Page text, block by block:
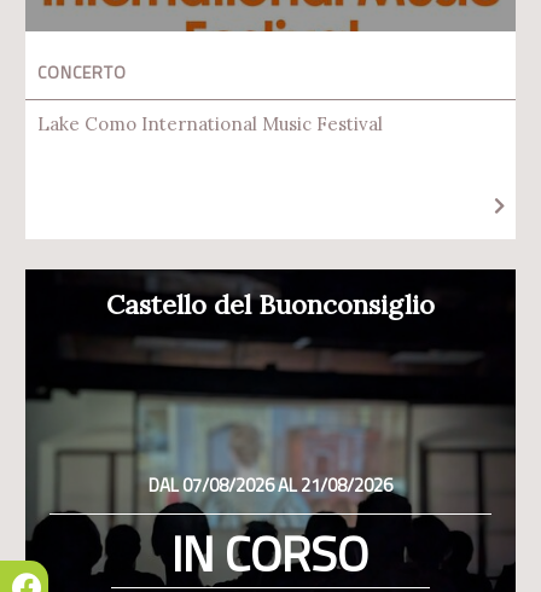
CONCERTO
Lake Como International Music Festival
Castello del Buonconsiglio
DAL 07/08/2026 AL 21/08/2026
IN CORSO